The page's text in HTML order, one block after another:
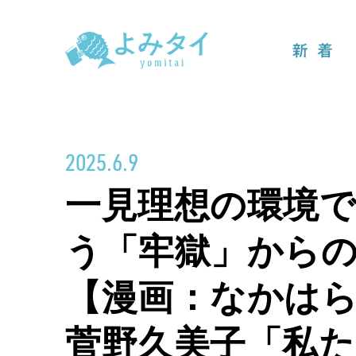
2025.6.9
一見理想の環境
う「牢獄」から
【漫画：なかは
菅野久美子「私